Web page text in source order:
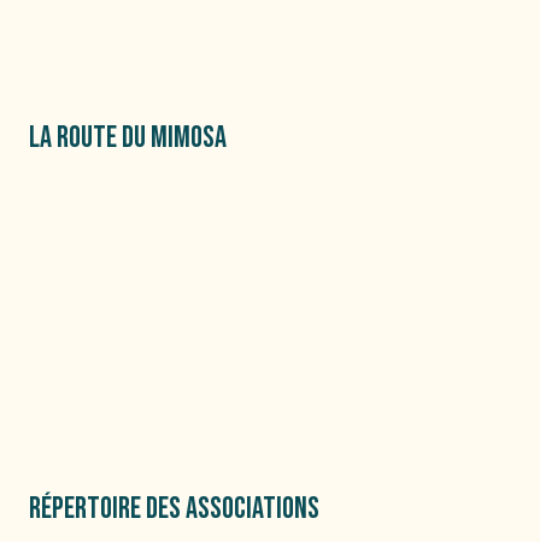
LA ROUTE DU MIMOSA
RÉPERTOIRE DES ASSOCIATIONS